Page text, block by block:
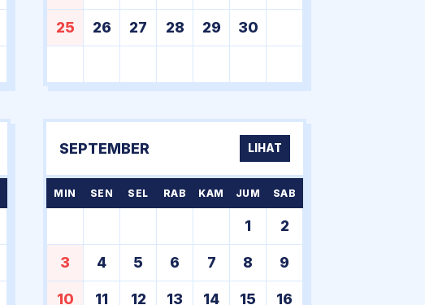
25 26 27 28 29 30
SEPTEMBER LIHAT
MIN SEN SEL RAB KAM JUM SAB
1 2
3 4 5 6 7 8 9
10 11 12 13 14 15 16